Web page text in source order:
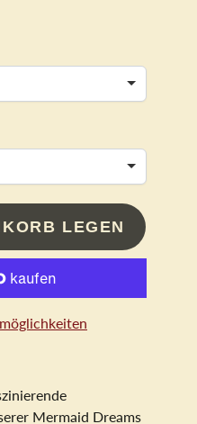
LEGEN
Mermaid Dreams